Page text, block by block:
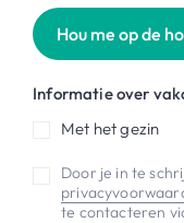
Hou me op de
Informatie over
Met het gezin
Door je in te
te contacteren